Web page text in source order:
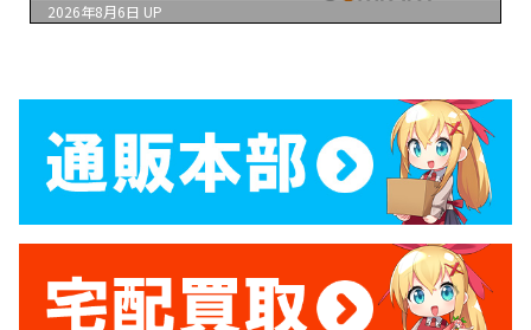
2026年8月6日 UP